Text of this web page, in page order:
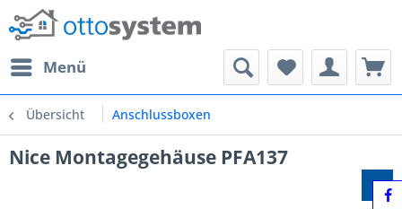
Menü
Übersicht Anschlussboxen
Nice Montagegehäuse PFA137